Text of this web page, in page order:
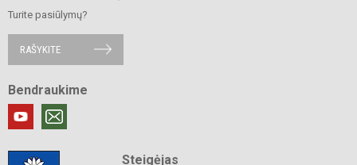
Turite pasiūlymų?
RAŠYKITE
Bendraukime
Steigėjas